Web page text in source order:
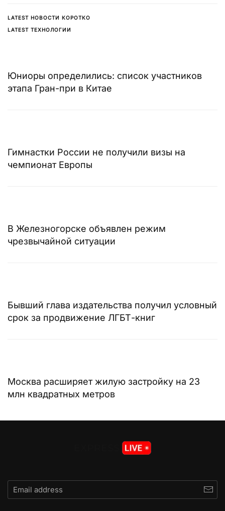
LATEST НОВОСТИ КОРОТКО
LATEST ТЕХНОЛОГИИ
Юниоры определились: список участников
этапа Гран-при в Китае
Гимнастки России не получили визы на
чемпионат Европы
В Железногорске объявлен режим
чрезвычайной ситуации
Бывший глава издательства получил условный
срок за продвижение ЛГБТ-книг
Москва расширяет жилую застройку на 23
млн квадратных метров